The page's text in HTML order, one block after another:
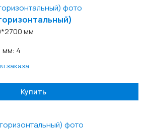
мм
мм: 4
заказа
Купить